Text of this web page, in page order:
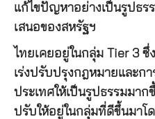
แก้ไขปัญหาอย่างเป็นรูปธร
เสนอของสหรัฐฯ
ไทยเคยอยู่ในกลุ่ม Tier 3 ซึ่
เร่งปรับปรุงกฎหมายและก
ประเทศให้เป็นรูปธรรมมา
ปรับให้อยู่ในกลุ่มที่ดีขึ้นมาโ